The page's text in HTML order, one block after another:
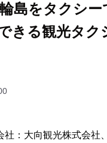
島をタクシー
きる観光タク
：大向観光株式会社